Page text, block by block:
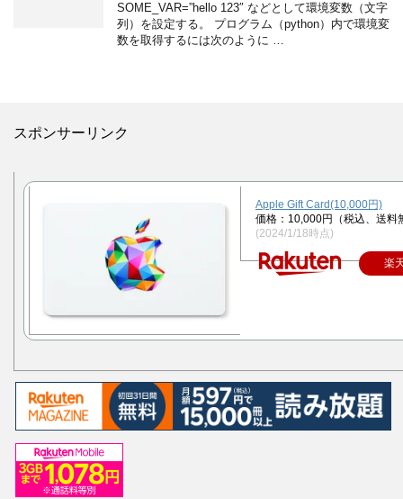
SOME_VAR=”hello 123″ などとして環境変数（文字
列）を設定する。 プログラム（python）内で環境変
数を取得するには次のように …
スポンサーリンク
Apple Gift Card(10,000円)
価格：10,000円（税込、送料
(2024/1/18時点)
楽